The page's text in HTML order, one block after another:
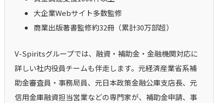
大企業Webサイト多数監修
商業出版著書監修約32冊（累計30万部超）
V-Spiritsグループでは、融資・補助金・金融機関対応に
詳しい社内役員チームも伴走します。元経済産業省系補
助金審査員・事務局員、元日本政策金融公庫支店長、元
信用金庫融資担当営業などの専門家が、補助金申請、事